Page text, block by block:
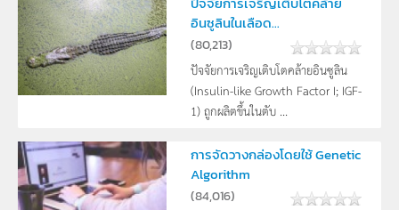
อินซูลินในเลือด...
(80,213)
ปัจจัยการเจริญเติบโตคล้ายอินซูลิน
(Insulin-like Growth Factor I; IGF-
1) ถูกผลิตขึ้นในตับ ...
การจัดวางกล่องโดยใช้ Genetic
Algorithm
(84,016)